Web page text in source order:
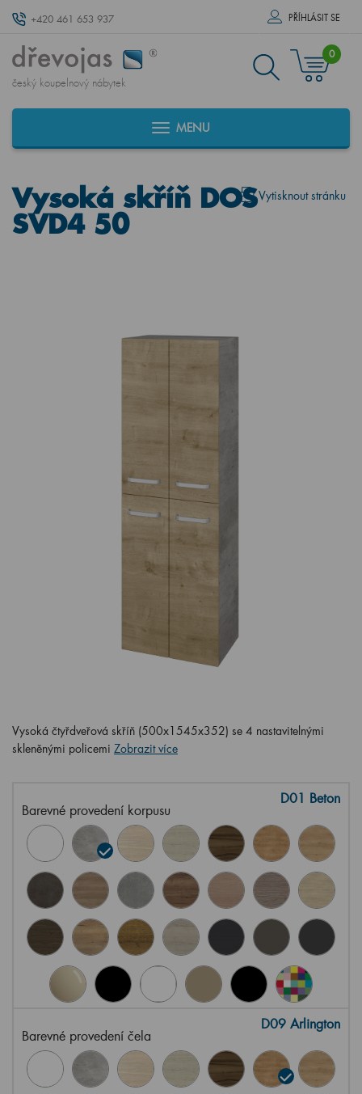
+420 461 653 937 PŘÍHLÁSIT SE
český koupelnový nábytek
0
MENU
Vytisknout stránku
Vysoká skříň DOS
SVD4 50
Vysoká čtyřdveřová skříň (500x1545x352) se 4 nastavitelnými
skleněnými policemi Zobrazit více
Barevné provedení korpusu
D01 Beton
Barevné provedení čela
D09 Arlington